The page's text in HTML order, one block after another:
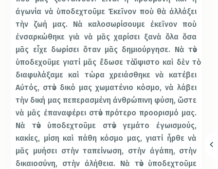
ἀγωνία νὰ ὑποδεχτοῦµε Ἐκεῖνον ποὺ θὰ ἀλλάξει
τὴν ζωή µας. Νὰ καλοσωρίσουµε ἐκεῖνον ποὺ
ἐνσαρκώθηκε γιὰ νὰ µᾶς χαρίσει ξανὰ ὅλα ὅσα
µᾶς εἶχε δωρίσει ὅταν µᾶς δηµιούργησε. Νὰ τὸν
ὑποδεχοῦµε γιατί µᾶς ἔδωσε τὸ ὕψιστο καὶ δὲν τὸ
διαφυλάξαµε καὶ τώρα χρειάσθηκε νὰ κατέβει
Αὐτός, στὸν δικό µας χωµατένιο κόσµο, νὰ λάβει
τὴν δική µας πεπερασµένη ἀνθρώπινη φύση, ὥστε
νὰ µᾶς ἐπαναφέρει στὸν πρότερο προορισµό µας.
Νὰ τὸν ὑποδεχτοῦµε στὸν γεµάτο ἐγωισµούς,
κακίες, µίση καὶ πάθη κόσµο µας, γιατί ἦρθε νὰ
µᾶς µυήσει στὴν ταπείνωση, στὴν ἀγάπη, στὴν
δικαιοσύνη, στὴν ἀλήθεια. Νὰ τὸν ὑποδεχτοῦµε